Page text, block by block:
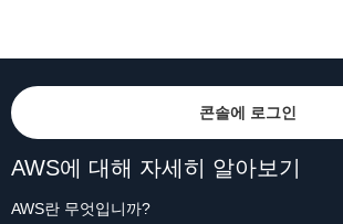
콘솔에 로그인
AWS에 대해 자세히 알아보기
AWS란 무엇입니까?